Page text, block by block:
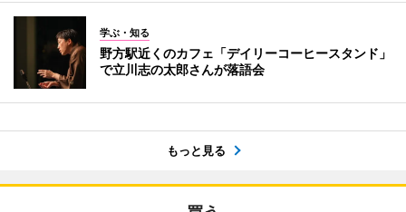
学ぶ・知る
野方駅近くのカフェ「デイリーコーヒースタンド」
で立川志の太郎さんが落語会
もっと見る